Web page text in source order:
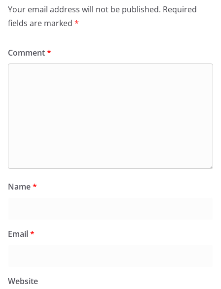
Your email address will not be published. Required
fields are marked *
Comment*
Name*
Email*
Website